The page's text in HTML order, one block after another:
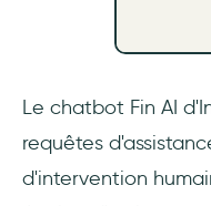
Le chatbot Fin AI
requêtes
d'intervention